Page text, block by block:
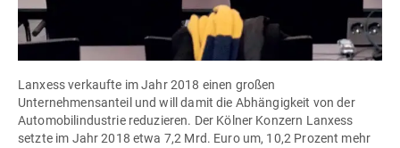
Lanxess verkaufte im Jahr 2018 einen großen
Unternehmensanteil und will damit die Abhängigkeit von der
Automobilindustrie reduzieren. Der Kölner Konzern Lanxess
setzte im Jahr 2018 etwa 7,2 Mrd. Euro um, 10,2 Prozent mehr